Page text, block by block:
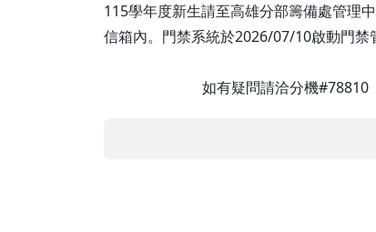
115學年度新生請至高雄分部籌備處管理
信箱內。門禁系統於2026/07/10啟動門禁
如有疑問請洽分機#78810 趙先